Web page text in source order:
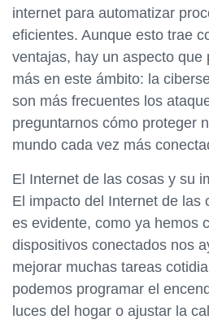
internet para automatizar
eficientes. Aunque esto trae
ventajas, hay un aspecto que
más en este ámbito: la
son más frecuentes los
preguntarnos cómo proteger
mundo cada vez más
El Internet de las cosas y su
El impacto del Internet de las
es evidente, como ya hemos
dispositivos conectados nos
mejorar muchas tareas
podemos programar el
luces del hogar o ajustar la